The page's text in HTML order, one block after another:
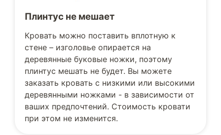
Плинтус не мешает
Кровать можно поставить вплотную к
стене – изголовье опирается на
деревянные буковые ножки, поэтому
плинтус мешать не будет. Вы можете
заказать кровать с низкими или высокими
деревянными ножками - в зависимости от
ваших предпочтений. Стоимость кровати
при этом не изменится.